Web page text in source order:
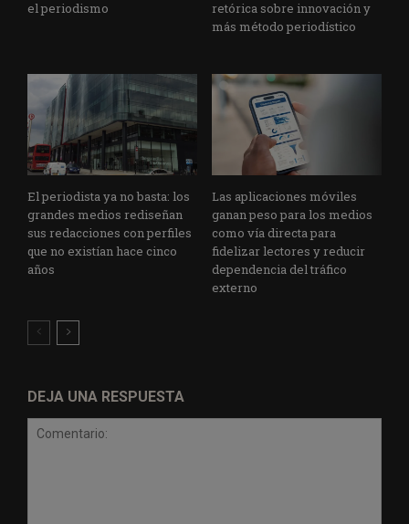
el periodismo
retórica sobre innovación y
más método periodístico
El periodista ya no basta: los
grandes medios rediseñan
sus redacciones con perfiles
que no existían hace cinco
años
Las aplicaciones móviles
ganan peso para los medios
como vía directa para
fidelizar lectores y reducir
dependencia del tráfico
externo
DEJA UNA RESPUESTA